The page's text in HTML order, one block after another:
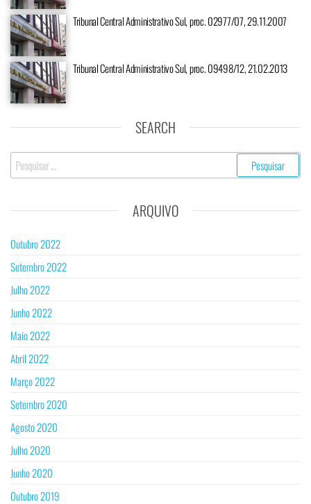
Tribunal Central Administrativo Sul, proc. 02977/07, 29.11.2007
Tribunal Central Administrativo Sul, proc. 09498/12, 21.02.2013
SEARCH
ARQUIVO
Outubro 2022
Setembro 2022
Julho 2022
Junho 2022
Maio 2022
Abril 2022
Março 2022
Setembro 2020
Agosto 2020
Julho 2020
Junho 2020
Outubro 2019